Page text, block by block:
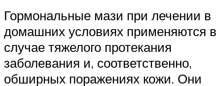
Гормональные мази при лечении в
домашних условиях применяются в
случае тяжелого протекания
заболевания и, соответственно,
обширных поражениях кожи. Они